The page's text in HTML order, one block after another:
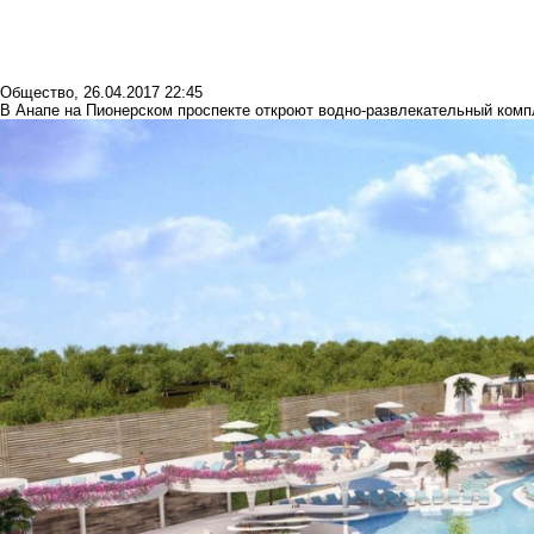
Общество, 26.04.2017 22:45
В Анапе на Пионерском проспекте откроют водно-развлекательный